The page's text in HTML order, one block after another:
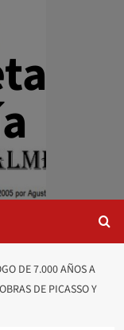
DE 7.000 AÑOS A
DE PICASSO Y